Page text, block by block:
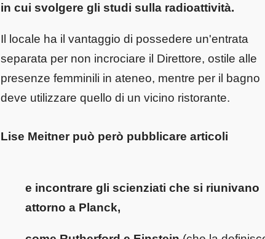
in cui svolgere gli studi sulla radioattività.
Il locale ha il vantaggio di possedere un'entrata
separata per non incrociare il Direttore, ostile alle
presenze femminili in ateneo, mentre per il bagno
deve utilizzare quello di un vicino ristorante.
Lise Meitner può però pubblicare articoli
e incontrare gli scienziati che si riunivano
attorno a Planck,